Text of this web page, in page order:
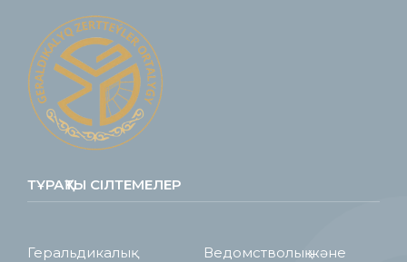
ТҰРАҚТЫ СІЛТЕМЕЛЕР
Геральдикалық
Ведомстволық және